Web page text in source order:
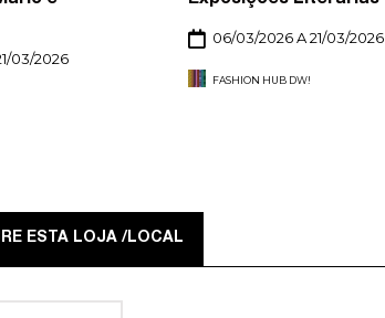
03/2026
06/03/2026 A 21/03/2026
FASHION HUB DW!
ESTA LOJA /LOCAL